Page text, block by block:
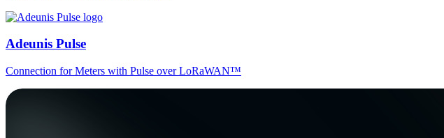
Adeunis Pulse
Connection for Meters with Pulse over LoRaWAN™